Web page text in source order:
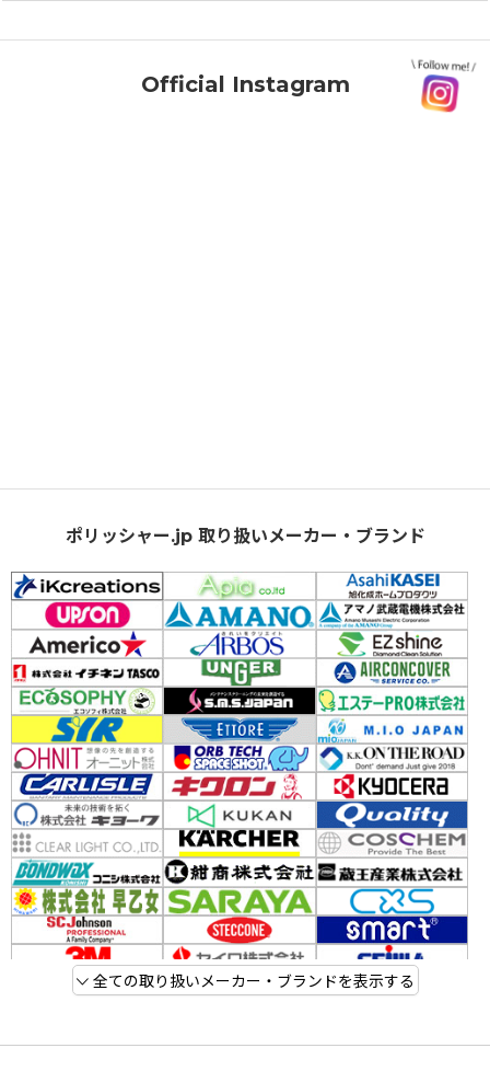
Official Instagram
ポリッシャー.jp 取り扱いメーカー・ブランド
全ての取り扱いメーカー・ブランドを表示する